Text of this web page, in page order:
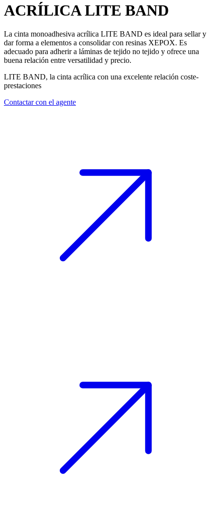
ACRÍLICALITE BAND
La cinta monoadhesiva acrílica LITE BAND es ideal para sellar y
dar forma a elementos a consolidar con resinas XEPOX. Es
adecuado para adherir a láminas de tejido no tejido y ofrece una
buena relación entre versatilidad y precio.
LITE BAND, la cinta acrílica con una excelente relación coste-
prestaciones
Contactar con el agente